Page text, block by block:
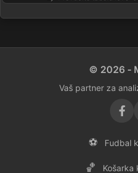
© 2026 -
Vaš partner za
⚽ Fudbal
🏀 Košarka